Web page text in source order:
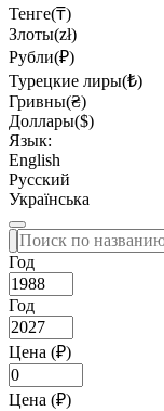
Тенге(₸)
Злоты(zł)
Рубли(₽)
Турецкие лиры(₺)
Гривны(₴)
Доллары($)
Язык:
English
Русский
Українська
Год
Год
Цена (₽)
Цена (₽)